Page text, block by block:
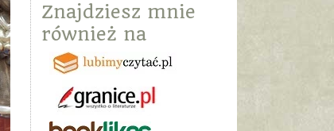
Znajdziesz mnie
również na